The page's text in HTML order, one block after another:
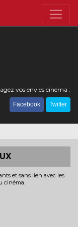
vos envies cinéma :
Facebook Twitter
et sans lien avec les
cinéma.